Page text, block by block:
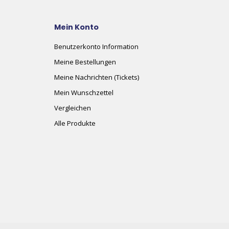
Mein Konto
Benutzerkonto Information
Meine Bestellungen
Meine Nachrichten (Tickets)
Mein Wunschzettel
Vergleichen
Alle Produkte